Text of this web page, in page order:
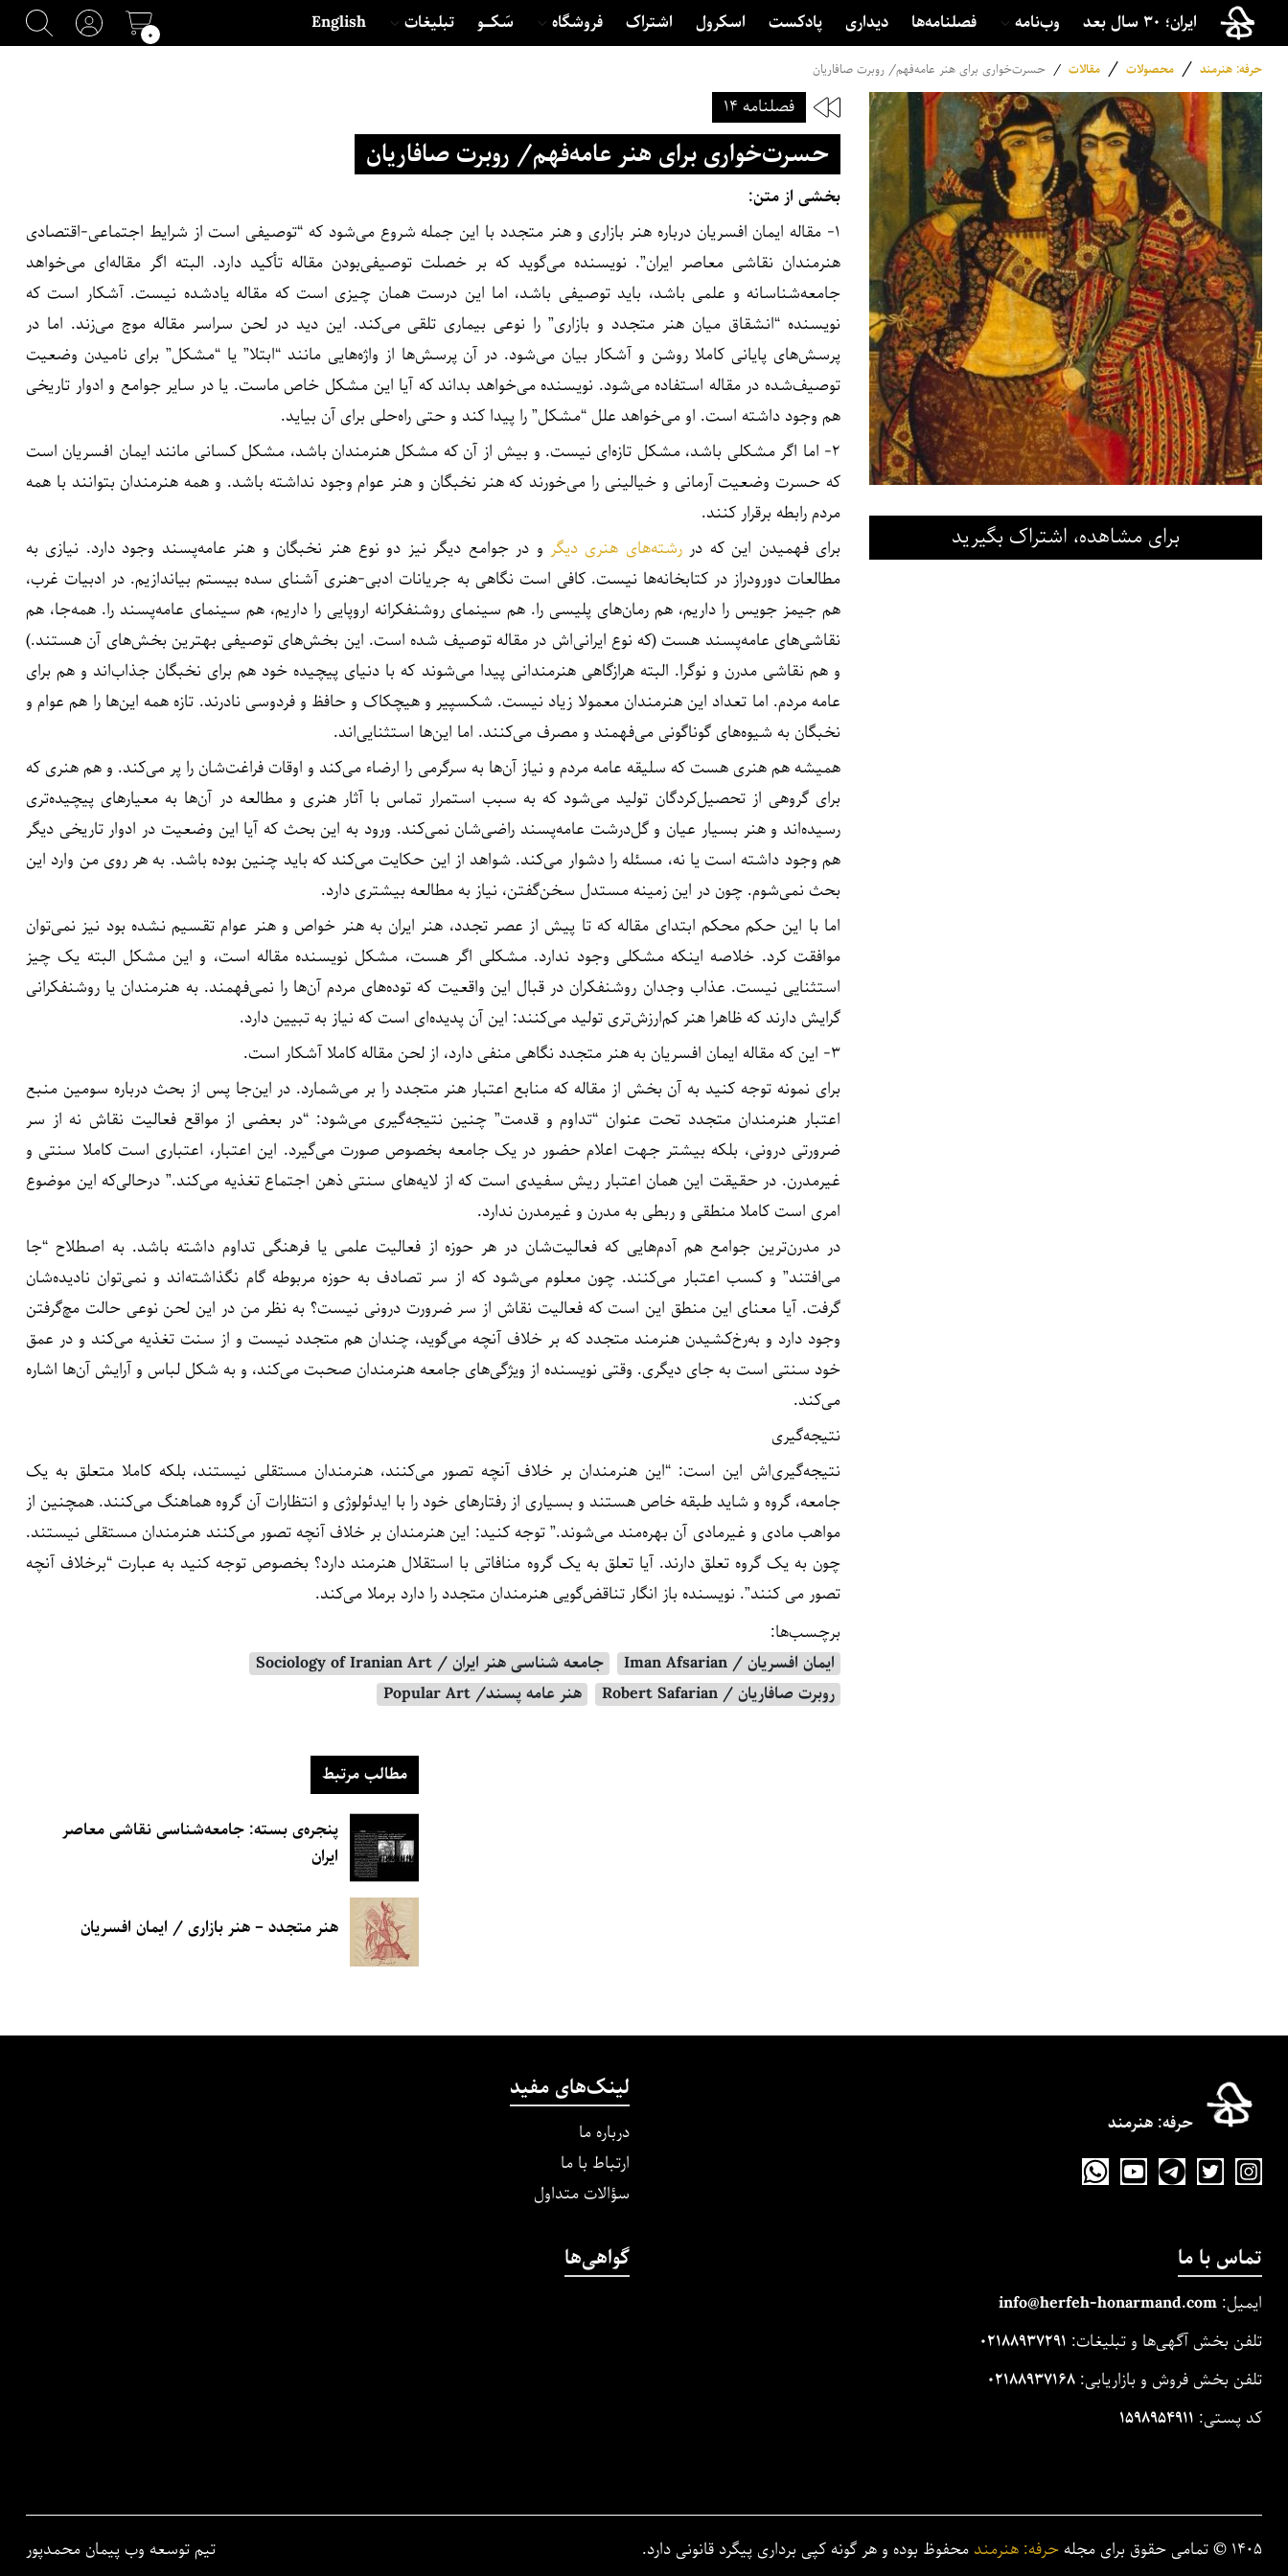
ایران؛ ۳۰ سال بعد وب‌نامه فصلنامه‌ها دیداری پادکست اسکرول اشتراک فروشگاه سَکــــو تبلیغات English
۰
حرفه: هنرمند / محصولات / مقالات / حسرت‌خواری برای هنر عامه‌فهم/ روبرت صافاریان
برای مشاهده، اشتراک بگیرید
فصلنامه ۱۴
حسرت‌خواری برای هنر عامه‌فهم/ روبرت صافاریان
بخشی از متن:
۱- مقاله ایمان افسریان درباره هنر بازاری و هنر متجدد با این جمله شروع می‌شود که “توصیفی است از شرایط اجتماعی-اقتصادی
هنرمندان نقاشی معاصر ایران”. نویسنده می‌گوید که بر خصلت توصیفی‌بودن مقاله تأکید دارد. البته اگر مقاله‌ای می‌خواهد
جامعه‌شناسانه و علمی باشد، باید توصیفی باشد، اما این درست همان چیزی است که مقاله یادشده نیست. آشکار است که
نویسنده “انشقاق میان هنر متجدد و بازاری” را نوعی بیماری تلقی می‌کند. این دید در لحن سراسر مقاله موج می‌زند. اما در
پرسش‌های پایانی کاملا روشن و آشکار بیان می‌شود. در آن پرسش‌ها از واژه‌هایی مانند “ابتلا” یا “مشکل” برای نامیدن وضعیت
توصیف‌شده در مقاله استفاده می‌شود. نویسنده می‌خواهد بداند که آیا این مشکل خاص ماست. یا در سایر جوامع و ادوار تاریخی
هم وجود داشته است. او می‌خواهد علل “مشکل” را پیدا کند و حتی راه‌حلی برایآن بیاید.
۲- اما اگر مشکلی باشد، مشکل تازه‌ای نیست. و بیش از آن که مشکل هنرمندان باشد، مشکل کسانی مانند ایمان افسریان است
که حسرت وضعیت آرمانی و خیالینی را می‌خورند که هنر نخبگان و هنر عوام وجود نداشته باشد. و همه هنرمندان بتوانند با همه
مردم رابطه برقرار کنند.
برای فهمیدن این که دررشته‌های هنری دیگر و در جوامع دیگر نیز دو نوع هنر نخبگان و هنر عامه‌پسند وجود دارد. نیازی به
مطالعات دورودراز در کتابخانه‌ها نیست. کافی است نگاهی به جریانات ادبی-هنری آشنای سده بیستم بیاندازیم. در ادبیات غرب،
هم جیمز جویس را داریم، هم رمان‌های پلیسی را. هم سینمای روشنفکرانه اروپایی را داریم، هم سینمای عامه‌پسند را. همه‌جا، هم
نقاشی‌های عامه‌پسند هست (که نوع ایرانی‌اش در مقاله توصیف شده است. این بخش‌های توصیفی بهترین بخش‌های آن هستند.)
و هم نقاشی مدرن و نوگرا. البته هرازگاهی هنرمندانی پیدا می‌شوند که با دنیای پیچیده خود هم برای نخبگان جذاب‌اند و هم برای
عامه مردم. اما تعداد این هنرمندان معمولا زیاد نیست. شکسپیر و هیچکاک و حافظ و فردوسی نادرند. تازه همه این‌ها را هم عوام و
نخبگان به شیوه‌های گوناگونی می‌فهمند و مصرف می‌کنند. اما این‌ها استثنایی‌اند.
همیشه هم هنری هست که سلیقه عامه مردم و نیاز آن‌ها به سرگرمی را ارضاء می‌کند و اوقات فراغت‌شان را پر می‌کند. و هم هنری که
برایگروهی از تحصیل‌کردگان تولید می‌شود که به سبب استمرار تماس با آثار هنری و مطالعه در آن‌ها به معیارهای پیچیده‌تری
رسیده‌اند و هنر بسیار عیان و گل‌درشت عامه‌پسند راضی‌شان نمی‌کند. ورود به این بحث که آیا این وضعیت در ادوار تاریخی دیگر
هم وجود داشته است یا نه، مسئله را دشوار می‌کند. شواهد از این حکایت می‌کند که باید چنین بوده باشد. به هر روی من وارد این
بحث نمی‌شوم. چون در این زمینه مستدل سخن‌گفتن، نیاز به مطالعه بیشتری دارد.
اما با این حکم محکم ابتدای مقاله که تا پیش از عصر تجدد، هنر ایران به هنر خواص و هنر عوام تقسیم نشده بود نیز نمی‌توان
موافقت کرد. خلاصه اینکه مشکلی وجود ندارد. مشکلی اگر هست، مشکل نویسنده مقاله است، و این مشکل البته یک چیز
استثنایی نیست. عذاب وجدان روشنفکران در قبال این واقعیت که توده‌های مردم آن‌ها را نمی‌فهمند. به هنرمندان یا روشنفکرانی
گرایش دارند که ظاهرا هنر کم‌ارزش‌تری تولید می‌کنند: این آن پدیده‌ای است که نیاز به تبیین دارد.
۳- این که مقاله ایمان افسریان به هنر متجدد نگاهی منفی دارد، از لحن مقاله کاملا آشکار است.
برای نمونه توجه کنید به آن بخش از مقاله که منابع اعتبار هنر متجدد را بر می‌شمارد. در این‌جا پس از بحث درباره سومین منبع
اعتبار هنرمندان متجدد تحت عنوان “تداوم و قدمت” چنین نتیجه‌گیری می‌شود: “در بعضی از مواقع فعالیت نقاش نه از سر
ضرورتی درونی، بلکه بیشتر جهت اعلام حضور در یک جامعه بخصوص صورت می‌گیرد. این اعتبار، اعتباری است کاملا سنتی و
غیرمدرن. در حقیقت این همان اعتبار ریش سفیدی است که از لایه‌های سنتی ذهن اجتماع تغذیه می‌کند.” درحالی‌که این موضوع
امری است کاملا منطقی و ربطی به مدرن و غیرمدرن ندارد.
در مدرن‌ترین جوامع هم آدم‌هایی که فعالیت‌شان در هر حوزه از فعالیت علمی یا فرهنگی تداوم داشته باشد. به اصطلاح “جا
می‌افتند” و کسب اعتبار می‌کنند. چون معلوم می‌شود که از سر تصادف به حوزه مربوطه گام نگذاشته‌اند و نمی‌توان نادیده‌شان
گرفت. آیا معنای این منطق این است که فعالیت نقاش از سر ضرورت درونی نیست؟ به نظر من در این لحن نوعی حالت مچ‌گرفتن
وجود دارد و به‌رخ‌کشیدن هنرمند متجدد که بر خلاف آنچه می‌گوید، چندان هم متجدد نیست و از سنت تغذیه می‌کند و در عمق
خود سنتی است به جای دیگری. وقتی نویسنده از ویژگی‌های جامعه هنرمندان صحبت می‌کند، و به شکل لباس و آرایش آن‌ها اشاره
می‌کند.
نتیجه‌گیری
نتیجه‌گیری‌اش این است: “این هنرمندان بر خلاف آنچه تصور می‌کنند، هنرمندان مستقلی نیستند، بلکه کاملا متعلق به یک
جامعه، گروه و شاید طبقه خاص هستند و بسیاری از رفتارهای خود را با ایدئولوژی و انتظارات آن گروه هماهنگ می‌کنند. همچنین از
مواهب مادی و غیرمادی آن بهره‌مند می‌شوند.” توجه کنید: این هنرمندان بر خلاف آنچه تصور می‌کنند هنرمندان مستقلی نیستند.
چون به یک گروه تعلق دارند. آیا تعلق به یک گروه منافاتی با استقلال هنرمند دارد؟ بخصوص توجه کنید به عبارت “برخلاف آنچه
تصور می کنند”. نویسنده باز انگار تناقض‌گویی هنرمندان متجدد را دارد برملا می‌کند.
برچسب‌ها:
ایمان افسریان / Iman Afsarian
جامعه شناسی هنر ایران / Sociology of Iranian Art
روبرت صافاریان / Robert Safarian
هنر عامه پسند/ Popular Art
مطالب مرتبط
پنجره‌ی بسته: جامعه‌شناسی نقاشی معاصر
ایران
هنر متجدد – هنر بازاری / ایمان افسریان
حرفه‌: هنرمند
لینک‌های مفید
درباره ما
ارتباط با ما
سؤالات متداول
تماس با ما
ایمیل: info@herfeh-honarmand.com
تلفن بخش آگهی‌ها و تبلیغات: ۰۲۱۸۸۹۳۷۲۹۱
تلفن بخش فروش و بازاریابی: ۰۲۱۸۸۹۳۷۱۶۸
کد پستی: ۱۵۹۸۹۵۴۹۱۱
گواهی‌ها
۱۴۰۵ ©تمامی حقوق برای مجلهحرفه: هنرمند محفوظ بوده و هر گونه کپی برداری پیگرد قانونی دارد. تیم توسعه وب پیمان محمدپور